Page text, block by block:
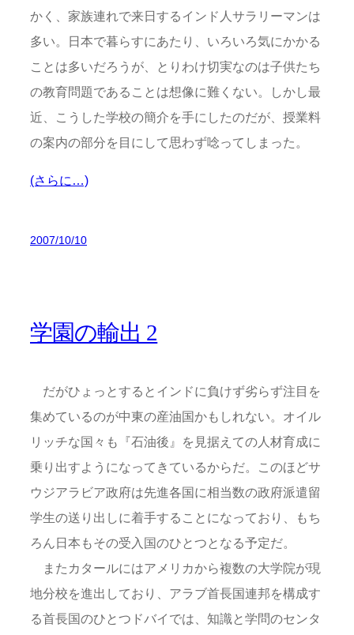
かく、家族連れで来日するインド人サラリーマンは
多い。日本で暮らすにあたり、いろいろ気にかかる
ことは多いだろうが、とりわけ切実なのは子供たち
の教育問題であることは想像に難くない。しかし最
近、こうした学校の簡介を手にしたのだが、授業料
の案内の部分を目にして思わず唸ってしまった。
(さらに…)
2007/10/10
学園の輸出 2
だがひょっとするとインドに負けず劣らず注目を
集めているのが中東の産油国かもしれない。オイル
リッチな国々も『石油後』を見据えての人材育成に
乗り出すようになってきているからだ。このほどサ
ウジアラビア政府は先進各国に相当数の政府派遣留
学生の送り出しに着手することになっており、もち
ろん日本もその受入国のひとつとなる予定だ。
またカタールにはアメリカから複数の大学院が現
地分校を進出しており、アラブ首長国連邦を構成す
る首長国のひとつドバイでは、知識と学問のセンタ